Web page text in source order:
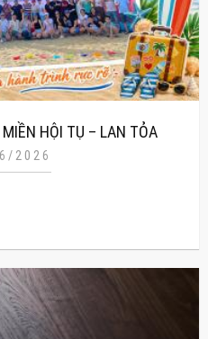
HỘI TỤ – LAN TỎA
2026